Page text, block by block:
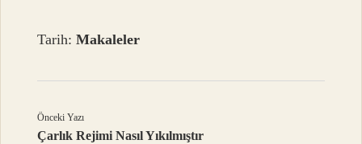
Tarih:Makaleler
Önceki Yazı
Çarlık Rejimi Nasıl Yıkılmıştır